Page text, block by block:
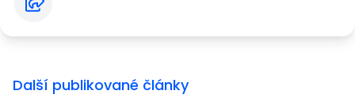
Další publikované články